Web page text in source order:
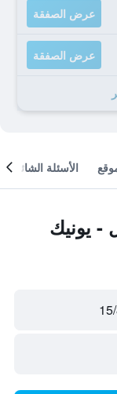
عرض الصفقة
عرض الصفقة
الأسئلة الشائعة
يونيك